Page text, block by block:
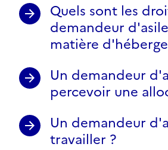
Quels sont les
demandeur
matière
Un demandeur
percevoir une
Un demandeur
travailler ?